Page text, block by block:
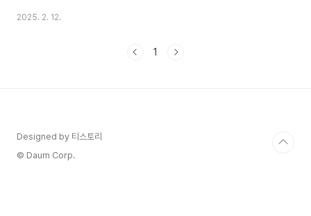
가정을 대상으로 맞춤형 지원을 제공합니다. 만 24개월에서 36개월 이하의
봄을 제공할 경우 월 30만 원 지급최대 13개월까지 지원 가능신청 방법: ‘몽땅
2025. 2. 12.
1
Designed by 티스토리
© Daum Corp.